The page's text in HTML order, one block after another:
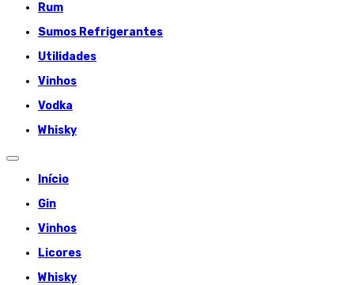
Rum
Sumos Refrigerantes
Utilidades
Vinhos
Vodka
Whisky
Início
Gin
Vinhos
Licores
Whisky